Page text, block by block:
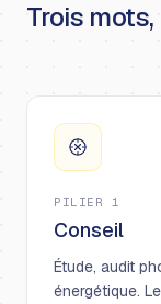
Trois
PILIER 1
Conseil
Étude, audit
énergétique.